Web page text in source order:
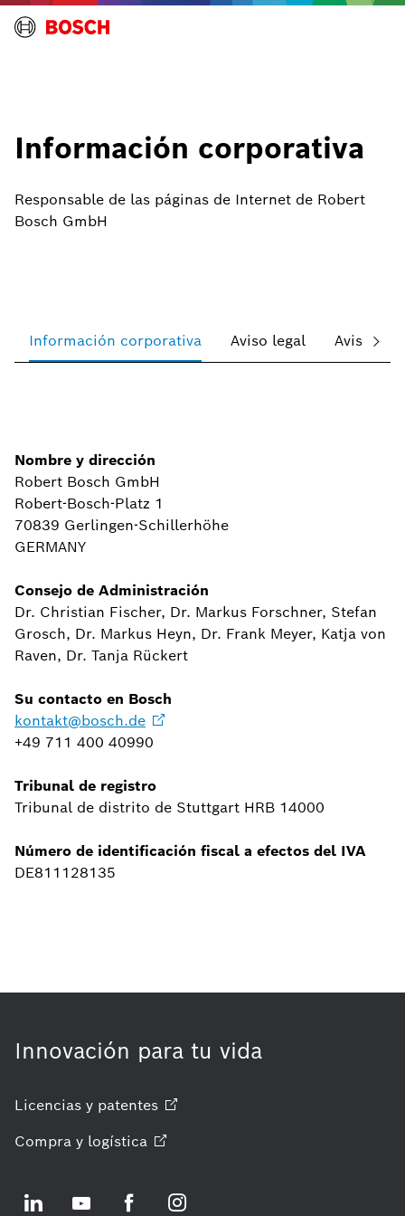
Información corporativa
Responsable de las páginas de Internet de Robert
Bosch GmbH
Información corporativa Aviso legal Aviso
Nombre y dirección
Robert Bosch GmbH
Robert-Bosch-Platz 1
70839 Gerlingen-Schillerhöhe
GERMANY
Consejo de Administración
Dr. Christian Fischer, Dr. Markus Forschner, Stefan
Grosch, Dr. Markus Heyn, Dr. Frank Meyer, Katja von
Raven, Dr. Tanja Rückert
Su contacto en Bosch
kontakt@bosch.de
+49 711 400 40990
Tribunal de registro
Tribunal de distrito de Stuttgart HRB 14000
Número de identificación fiscal a efectos del IVA
DE811128135
Innovación para tu vida
Licencias y patentes
Compra y logística